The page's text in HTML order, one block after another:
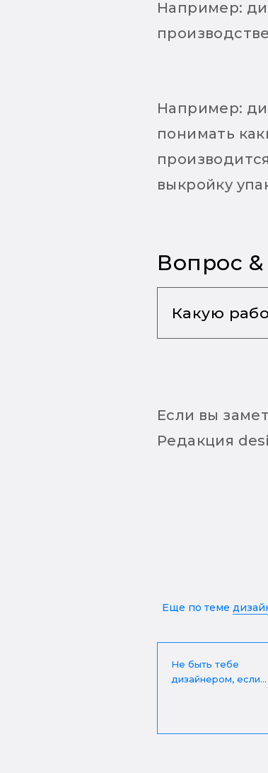
Например:
Например:
понимать
выкройку
Вопрос &
Какую
и
Если вы
Редакция
Еще по теме
Не быть тебе
дизайнером, если...